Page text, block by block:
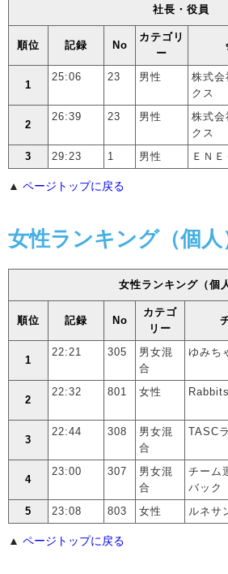
社長・役員
順位 記録 No
カテゴリ
ー
1
25:06 23 男性
株式会
クス
2
26:39 23 男性
株式会
クス
3 29:23 1 男性 ＥＮ
▲ ページトップに戻る
女性ランキング（個人
女性ランキング（個
順位 記録 No
カテゴ
リー
1
22:21 305
男女混
合
ゆみち
2
22:32 801 女性
3
22:44 308
男女混
合
TASC
4
23:00 307
男女混
合
チーム
バック
5
23:08 803 女性 ルネサ
▲ ページトップに戻る